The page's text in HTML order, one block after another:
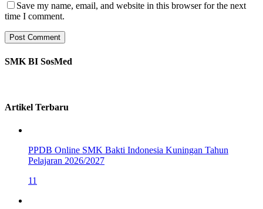
Save my name, email, and website in this browser for the next
time I comment.
SMK BI SosMed
Artikel Terbaru
PPDB Online SMK Bakti Indonesia Kuningan Tahun
Pelajaran 2026/2027
11